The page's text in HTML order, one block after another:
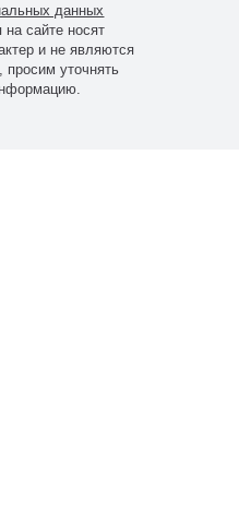
сайте носят
и не являются
просим уточнять
данных